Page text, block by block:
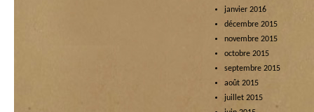
janvier 2016
décembre 2015
novembre 2015
octobre 2015
septembre 2015
août 2015
juillet 2015